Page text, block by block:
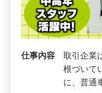
仕事内容
取引企業
根づいて
に、普通